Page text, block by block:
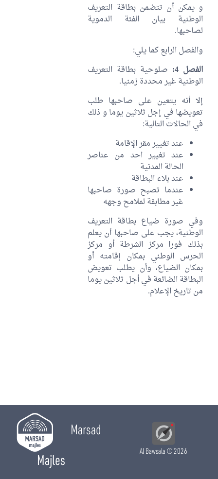
و يمكن أن تتضمن بطاقة التعريف
الوطنية بيان الفئة الدموية
لصاحبها.
والفصل الرابع كما يلي:
الفصل 4:
صلوحية بطاقة التعريف
الوطنية غير محددة زمنيا.
إلا أنه يتعين على صاحبها طلب
تعويضها في إجل ثلاثين يوما و ذلك
في الحالات التالية:
عند تغيير مقر الإقامة
عند تغيير احد من عناصر
الحالة المدنية
عند بلاء البطاقة
عندما تصبح صورة صاحبها
غير مطابقة لملامح وجهه
وفي صورة ضياع بطاقة التعريف
الوطنية، يجب على صاحبها أن يعلم
بذلك فورا مركز الشرطة أو مركز
الحرس الوطني بمكان إقامته أو
بمكان الضياع، وأن يطلب تعويض
البطاقة الضائعة في أجل ثلاثين يوما
من تاريخ الإعلام.
Marsad
Majles
Al Bawsala© 2026